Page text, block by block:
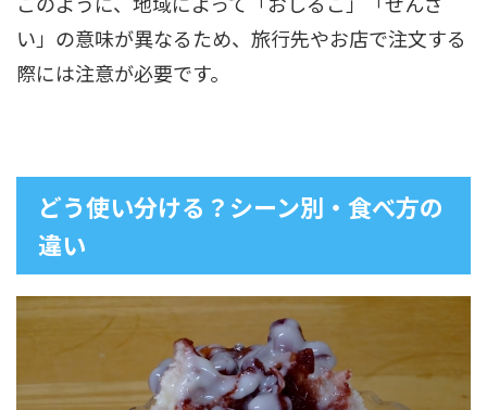
い」の意味が異なるため、旅行先やお店で注文する
際には注意が必要です。
どう使い分ける？シーン別・食べ方の
違い